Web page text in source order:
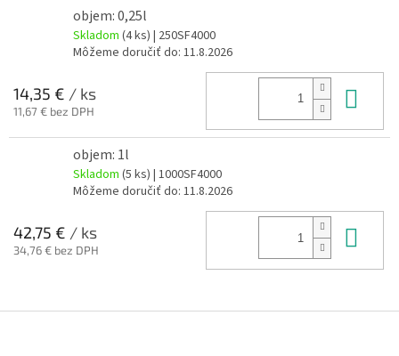
objem: 0,25l
Skladom (4 ks) | 250SF4000
Môžeme doručiť do: 11.8.2026
14,35 € / ks
11,67 € bez DPH
objem: 1l
Skladom (5 ks) | 1000SF4000
Môžeme doručiť do: 11.8.2026
42,75 € / ks
34,76 € bez DPH